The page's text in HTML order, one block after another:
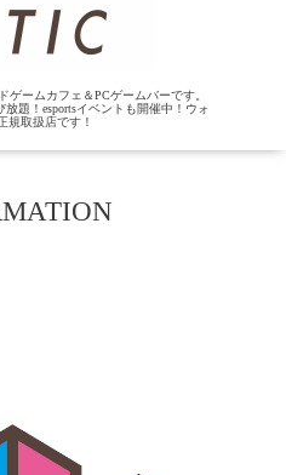
ゲームカフェ＆PCゲームバーです。
題！esportsイベントも開催中！ウォ
規取扱店です！